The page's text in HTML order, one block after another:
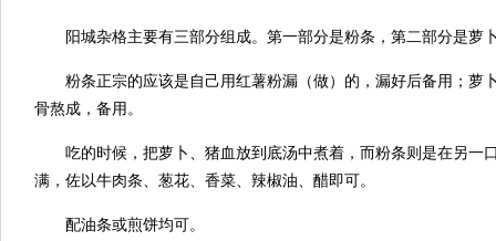
阳城杂格主要有三部分组成。第一部分是粉条，第二部分是萝
粉条正宗的应该是自己用红薯粉漏（做）的，漏好后备用；
骨熬成，备用。
吃的时候，把萝卜、猪血放到底汤中煮着，而粉条则是在另
满，佐以牛肉条、葱花、香菜、辣椒油、醋即可。
配油条或煎饼均可。